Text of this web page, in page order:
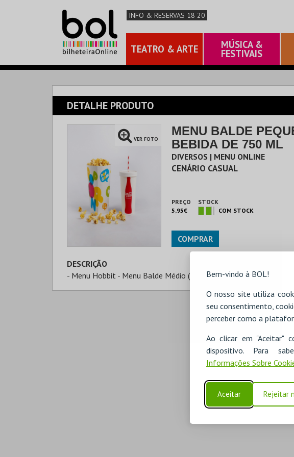
Bem-vindo à BOL!
O nosso site utiliza
seu consentimento,
perceber como a
Ao clicar em "Aceitar"
dispositivo. Para
Informações Sobre
Aceitar Rejeitar
INFO & RESERVAS 18 20
TEATRO & ARTE MÚSICA &
FESTIVAIS
DETALHE PRODUTO
VER FOTO
MENU BALDE
BEBIDA DE 750 ML
DIVERSOS | MENU ONLINE
CENÁRIO CASUAL
PREÇO
5,95€
STOCK
COM STOCK
COMPRAR
DESCRIÇÃO
- Menu Hobbit - Menu Balde Médio (90gr) + 1 bebida de 750 ml